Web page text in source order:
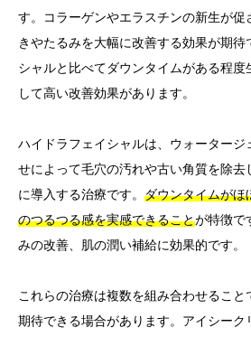
す。コラーゲンやエラスチンの新生が促
きやたるみを大幅に改善する効果が期待
シャルと比べてダウンタイムがある程
して高い改善効果があります。
ハイドラフェイシャルは、ウォータージ
せによって毛穴の汚れや古い角質を除
に導入する治療です。 ダウンタイムがほ
のつるつる感を実感できることが特徴で
みの改善、肌の潤い補給に効果的です。
これらの治療は複数を組み合わせるこ
期待できる場合があります。アイシーク